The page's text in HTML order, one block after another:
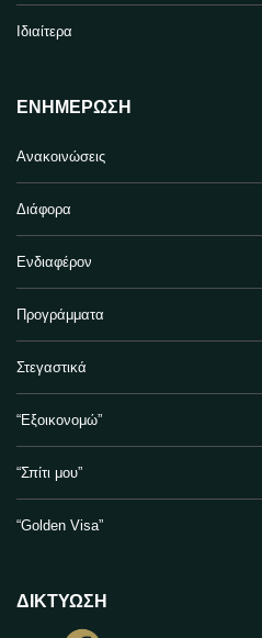
Ιδιαίτερα
ΕΝΗΜΈΡΩΣΗ
Ανακοινώσεις
Διάφορα
Ενδιαφέρον
Προγράμματα
Στεγαστικά
“Εξοικονομώ”
“Σπίτι μου”
“Golden Visa”
ΔΙΚΤΥΩΣΗ